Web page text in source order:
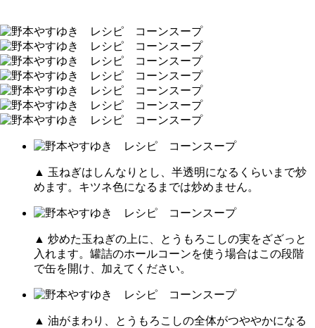
▲ 玉ねぎはしんなりとし、半透明になるくらいまで炒
めます。キツネ色になるまでは炒めません。
▲ 炒めた玉ねぎの上に、とうもろこしの実をざざっと
入れます。罐詰のホールコーンを使う場合はこの段階
で缶を開け、加えてください。
▲ 油がまわり、とうもろこしの全体がつややかになる